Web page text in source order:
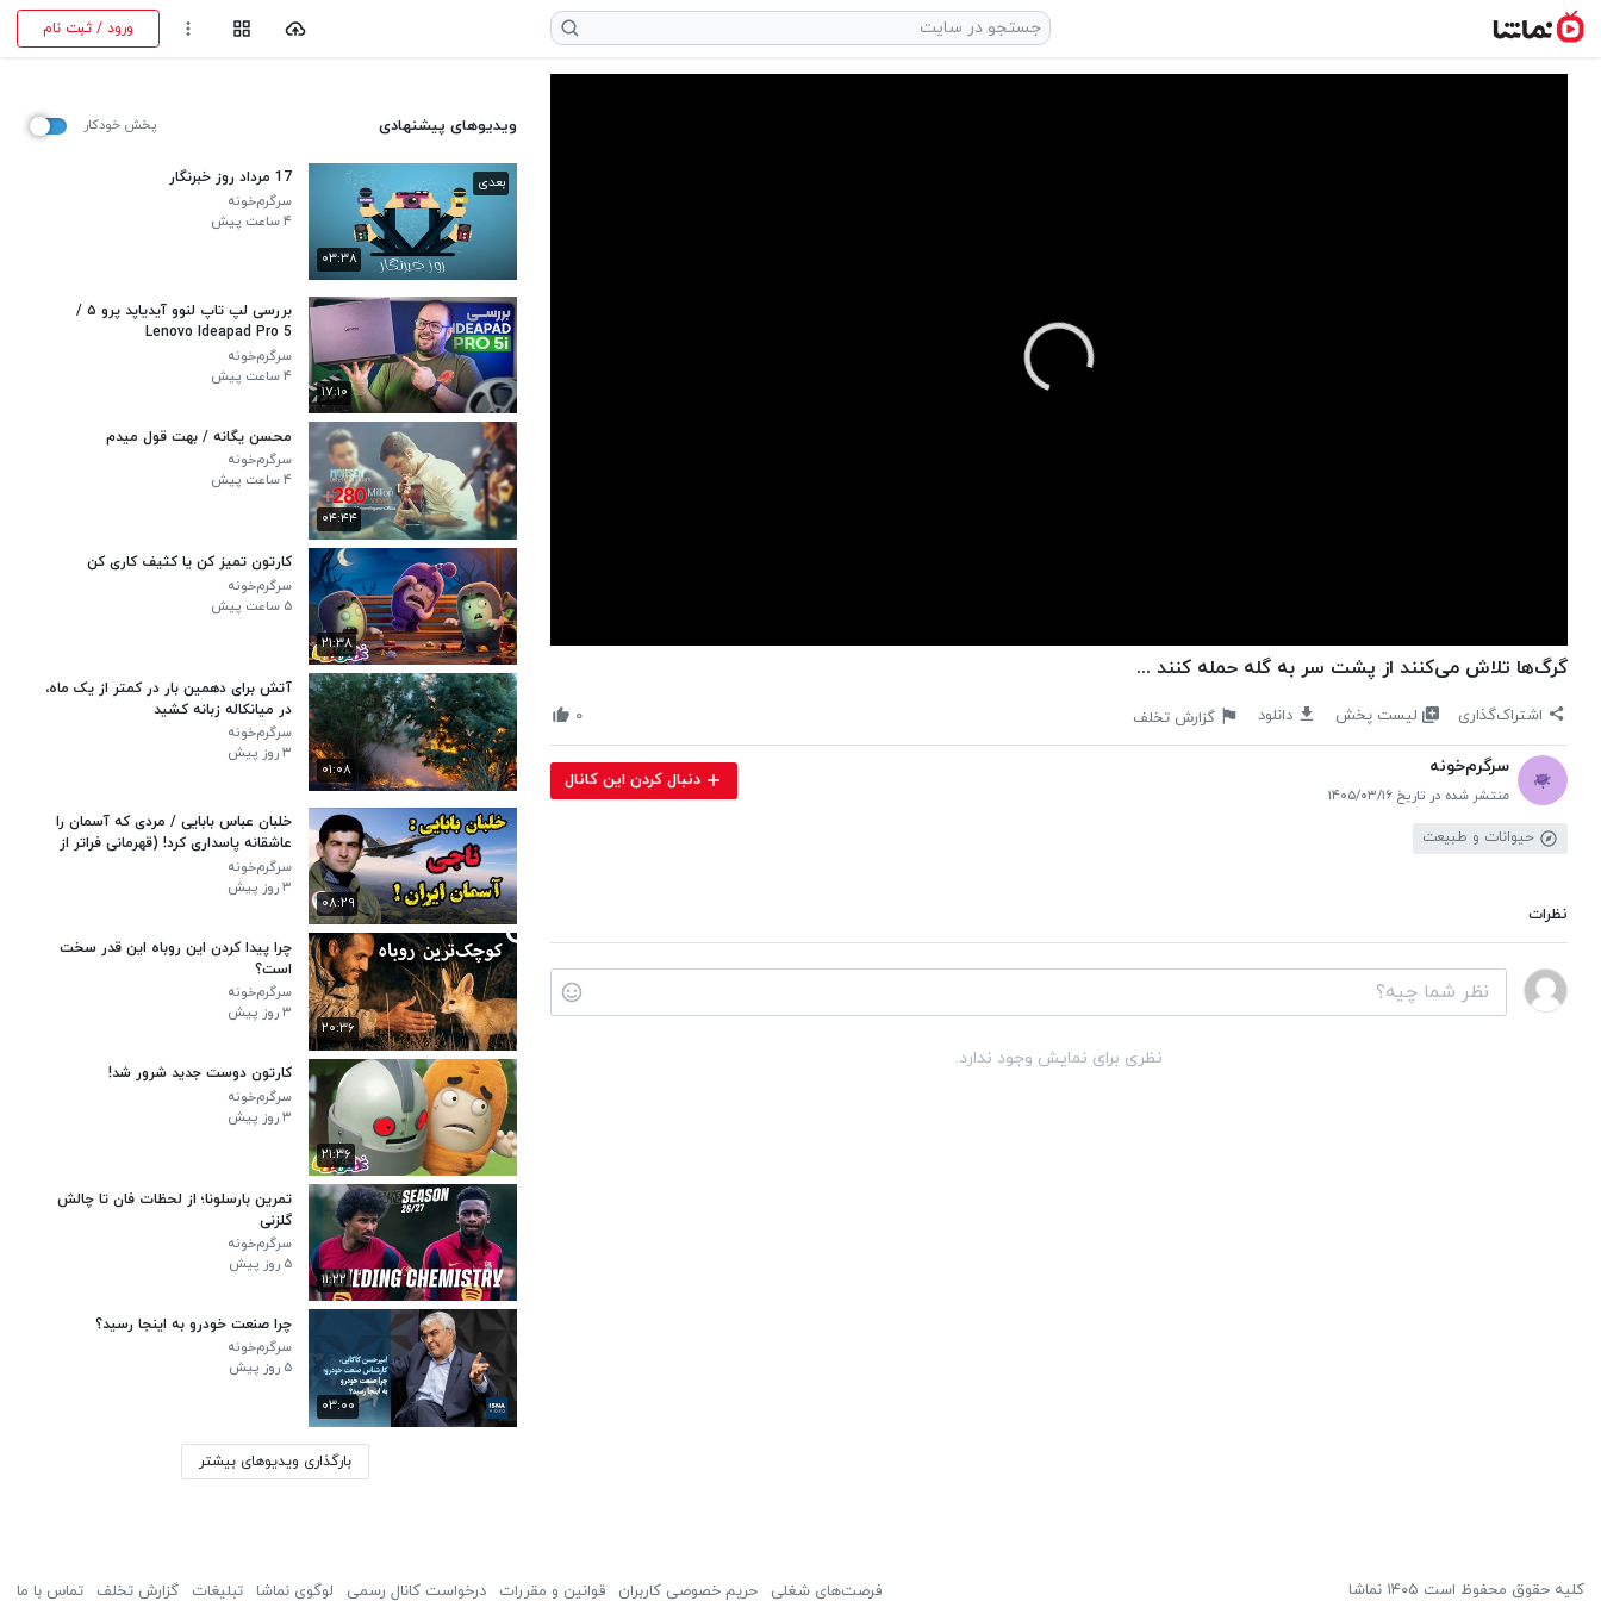
ورود / ثبت نام
گرگ‌ها تلاش می‌کنند از پشت سر به گله حمله کنند ...
اشتراک‌گذاری لیست پخش دانلود گزارش تخلف ۰
سرگرم‌خونه
منتشر شده در تاریخ ۱۴۰۵/۰۳/۱۶
دنبال کردن این کانال
حیوانات و طبیعت
نظرات
نظری برای نمایش وجود ندارد.
ویدیوهای پیشنهادی پخش خودکار
۰۳:۳۸
بعدی 17 مرداد روز خبرنگار
سرگرم‌خونه
۴ ساعت پیش
۱۷:۱۰
بررسی لپ تاپ لنوو آیدیاپد پرو ۵ /
Lenovo Ideapad Pro 5
سرگرم‌خونه
۴ ساعت پیش
۰۴:۴۴
محسن یگانه / بهت قول میدم
سرگرم‌خونه
۴ ساعت پیش
۲۱:۳۸
کارتون تمیز کن یا کثیف کاری کن
سرگرم‌خونه
۵ ساعت پیش
۰۱:۰۸
آتش برای دهمین بار در کمتر از یک ماه،
در میانکاله زبانه کشید
سرگرم‌خونه
۳ روز پیش
۰۸:۲۹
خلبان عباس بابایی / مردی که آسمان را
عاشقانه پاسداری کرد! (قهرمانی فراتر از
پرواز)
سرگرم‌خونه
۳ روز پیش
۲۰:۳۶
چرا پیدا کردن این روباه این قدر سخت
است؟
سرگرم‌خونه
۳ روز پیش
۲۱:۳۶
کارتون دوست جدید شرور شد!
سرگرم‌خونه
۳ روز پیش
۱۱:۲۲
تمرین بارسلونا؛ از لحظات فان تا چالش
گلزنی
سرگرم‌خونه
۵ روز پیش
۰۳:۰۰
چرا صنعت خودرو به اینجا رسید؟
سرگرم‌خونه
۵ روز پیش
بارگذاری ویدیوهای بیشتر
کلیه حقوق محفوظ است ۱۴۰۵ نماشا فرصت‌های شغلی حریم خصوصی کاربران قوانین و مقررات درخواست کانال رسمی لوگوی نماشا تبلیغات گزارش تخلف تماس با ما